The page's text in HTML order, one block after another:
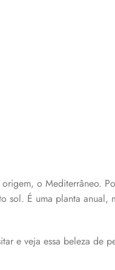
o Mediterrâneo.
sol. É uma planta anual,
e veja essa beleza de